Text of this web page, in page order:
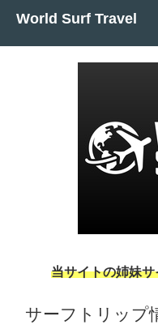
World Surf Travel
当サイトの姉妹
サーフトリップ